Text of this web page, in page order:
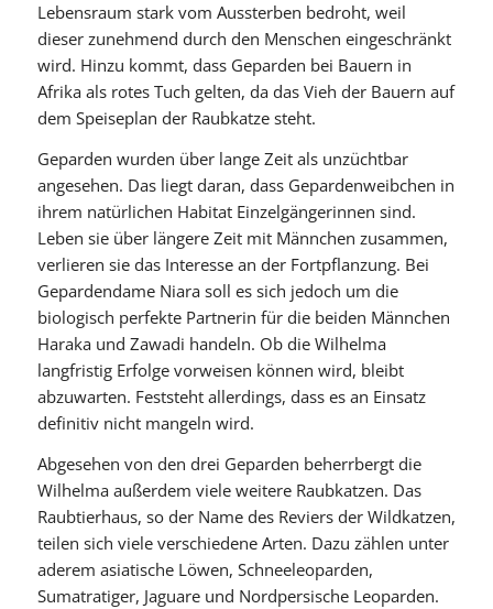
Lebensraum stark vom Aussterben bedroht, weil
dieser zunehmend durch den Menschen eingeschränkt
wird. Hinzu kommt, dass Geparden bei Bauern in
Afrika als rotes Tuch gelten, da das Vieh der Bauern auf
dem Speiseplan der Raubkatze steht.
Geparden wurden über lange Zeit als unzüchtbar
angesehen. Das liegt daran, dass Gepardenweibchen in
ihrem natürlichen Habitat Einzelgängerinnen sind.
Leben sie über längere Zeit mit Männchen zusammen,
verlieren sie das Interesse an der Fortpflanzung. Bei
Gepardendame Niara soll es sich jedoch um die
biologisch perfekte Partnerin für die beiden Männchen
Haraka und Zawadi handeln. Ob die Wilhelma
langfristig Erfolge vorweisen können wird, bleibt
abzuwarten. Feststeht allerdings, dass es an Einsatz
definitiv nicht mangeln wird.
Abgesehen von den drei Geparden beherrbergt die
Wilhelma außerdem viele weitere Raubkatzen. Das
Raubtierhaus, so der Name des Reviers der Wildkatzen,
teilen sich viele verschiedene Arten. Dazu zählen unter
aderem asiatische Löwen, Schneeleoparden,
Sumatratiger, Jaguare und Nordpersische Leoparden.